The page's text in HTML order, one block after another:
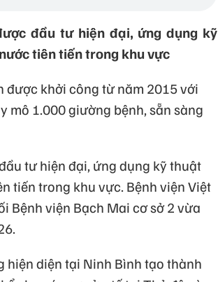
đầu tư hiện đại, ứng dụng kỹ
tiên tiến trong khu vực
được khởi công từ năm 2015 với
mô 1.000 giường bệnh, sẵn sàng
tư hiện đại, ứng dụng kỹ thuật
tiến trong khu vực. Bệnh viện Việt
Bệnh viện Bạch Mai cơ sở 2 vừa
hiện diện tại Ninh Bình tạo thành